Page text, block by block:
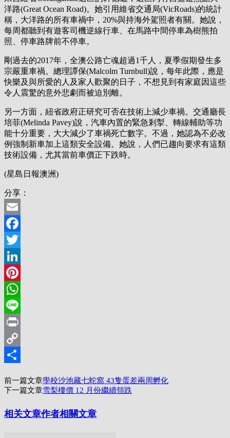
洋路(Great Ocean Road)。她引用維省交通局(VicRoads)的統計
稱，大洋路的所有車禍中，20%與持海外駕照者有關。她說，
每周都聽到有遊客司機逆線行車、在馬路中間停車為樹熊拍
照、停車路牌前不停車。
剛過去的2017年，全澳公路亡魂超過1千人，夏季假期發生多
宗嚴重車禍。總理譚保(Malcolm Turnbull)說，每年此際，應是
快樂及與所愛的人及家人歡聚的日子，不想見到有家庭因這些
令人震驚的意外悲劇而被迫別離。
另一方面，紐省政府正研究可否在技術上減少車禍。交通廳長
培菲(Melinda Pavey)說，汽車內置的緊急剎掣、轉線輔助等功
能十分重要，大大減少了車禍死亡數字。不過，她認為不必改
例強制新車加上這類安全設備。她說，人們已趨向要求有這類
技術設備，尤其當前車價正下跌時。
(星島日報澳洲)
分享：
Email
Facebook
Twitter
LinkedIn
Pinterest
WhatsApp
Line
Print
Copy
享
前一篇文章學校沙池藏七蛇窩 43隻蛋差兩周孵化
下一篇文章雪梨樓價 12 月份繼續領跌
相关文章作者相關文章